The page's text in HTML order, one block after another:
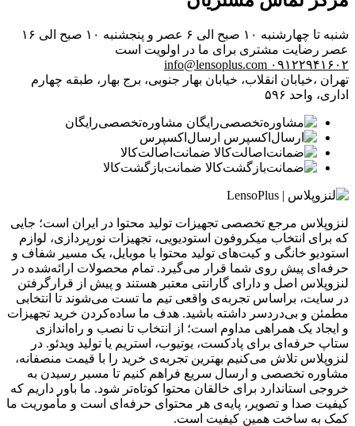
شنبه تا چهارشنبه ۱۰ صبح الی ۶ عصر و پنجشنبه ۱۰ صبح الی ۱۶
عصر رضایت مشتری برای ما در اولویت است
۰۹۱۲۲۹۴۱۶۰۲ info@lensoplus.com
تهران ،خیابان انقلاب، خیابان بهار جنوبی، برج بهار، طبقه چهارم
اداری، واحد ۵۹۶
مشاوره‌تخصصی‌رایگان
ارسال‌اکسپرس
ضمانت‌اصالت‌کالا
ضمانت‌بازگشت‌کالا
لنزوپلاس مرجع تخصصی تجهیزات تولید محتوا در ایران است؛ جایی
که برای انتخاب میکروفون استودیویی، تجهیزات نورپردازی، لوازم
استودیو خانگی و کیت‌های تولید محتوا با موبایل، یک مسیر شفاف و
حرفه‌ای پیش روی شما قرار می‌گیرد. تمام محصولات ارائه‌شده در
لنزوپلاس اصل و دارای گارانتی معتبر هستند و پیش از قرارگرفتن
در سایت، براساس تجربه‌ی واقعی تیم ما تست می‌شوند تا انتخابی
مطمئن و بی‌دردسر داشته باشید. هدف ما ساده‌کردن خرید تجهیزات
و ایجاد یک همراهی مداوم است؛ از انتخاب تا نصب و راه‌اندازی
ستاپ حرفه‌ای برای پادکست، یوتیوب، استریم یا تولید ویدئو. در
لنزوپلاس تلاش می‌کنیم بهترین تجربه‌ی خرید را با قیمت منصفانه،
مشاوره تخصصی و ارسال سریع فراهم کنیم تا مسیر رسیدن به
خروجی استاندارد برای خالقان محتوا کوتاه‌تر شود. ما باور داریم که
کیفیت صدا و تصویر، پایه‌ی هر محتوای حرفه‌ای است و مأموریت ما
کمک به ساخت همین کیفیت است.